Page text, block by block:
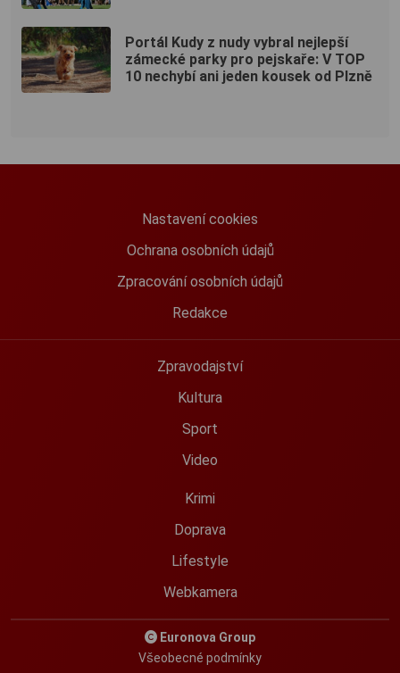
Portál Kudy z nudy vybral nejlepší
zámecké parky pro pejskaře: V TOP
10 nechybí ani jeden kousek od Plzně
Nastavení cookies
Ochrana osobních údajů
Zpracování osobních údajů
Redakce
Zpravodajství
Kultura
Sport
Video
Krimi
Doprava
Lifestyle
Webkamera
Euronova Group
Všeobecné podmínky